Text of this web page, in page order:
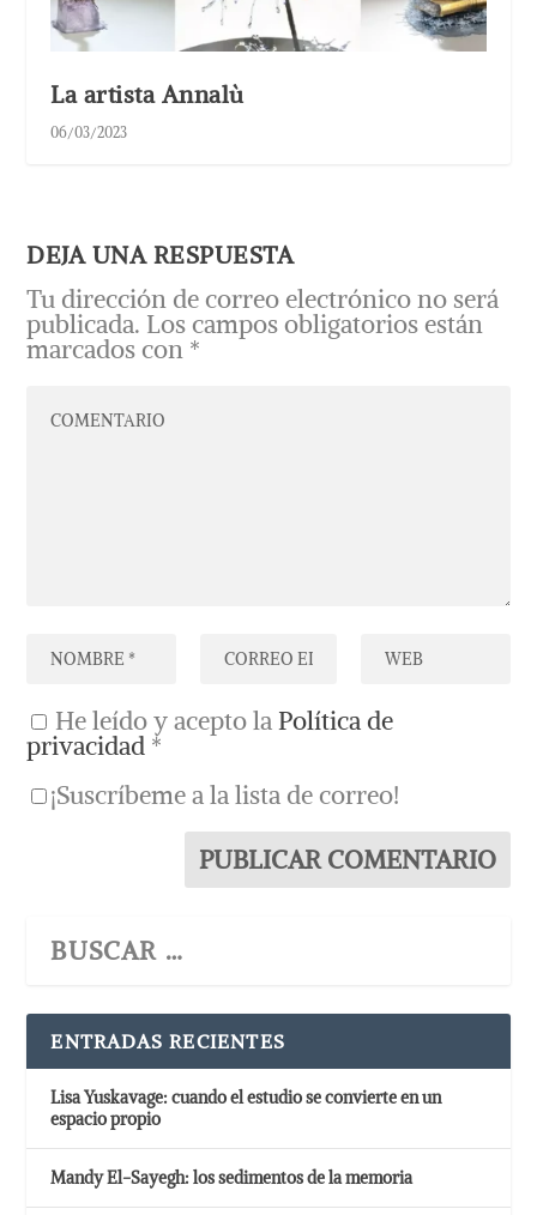
La artista Annalù
06/03/2023
DEJA UNA RESPUESTA
Tu dirección de correo electrónico no será
publicada. Los campos obligatorios están
marcados con *
He leído y acepto laPolítica de
privacidad *
¡Suscríbeme a la lista de correo!
ENTRADAS RECIENTES
Lisa Yuskavage: cuando el estudio se convierte en un
espacio propio
Mandy El-Sayegh: los sedimentos de la memoria